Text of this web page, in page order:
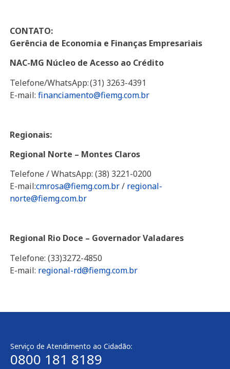
CONTATO:
Gerência de Economia e Finanças Empresariais
NAC-MG Núcleo de Acesso ao Crédito
Telefone/WhatsApp: (31) 3263-4391
E-mail: financiamento@fiemg.com.br
Regionais:
Regional Norte – Montes Claros
Telefone / WhatsApp: (38) 3221-0200
E-mail:cmrosa@fiemg.com.br/ regional-
norte@fiemg.com.br
Regional Rio Doce – Governador Valadares
Telefone: (33)3272-4850
E-mail: regional-rd@fiemg.com.br
Serviço de Atendimento ao Cidadão:
0800 181 8189